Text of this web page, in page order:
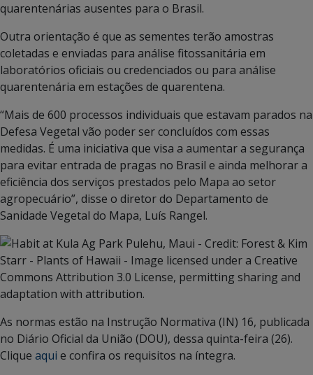
quarentenárias ausentes para o Brasil.
Outra orientação é que as sementes terão amostras
coletadas e enviadas para análise fitossanitária em
laboratórios oficiais ou credenciados ou para análise
quarentenária em estações de quarentena.
“Mais de 600 processos individuais que estavam parados na
Defesa Vegetal vão poder ser concluídos com essas
medidas. É uma iniciativa que visa a aumentar a segurança
para evitar entrada de pragas no Brasil e ainda melhorar a
eficiência dos serviços prestados pelo Mapa ao setor
agropecuário”, disse o diretor do Departamento de
Sanidade Vegetal do Mapa, Luís Rangel.
As normas estão na Instrução Normativa (IN) 16, publicada
no Diário Oficial da União (DOU), dessa quinta-feira (26).
Clique aqui e confira os requisitos na íntegra.